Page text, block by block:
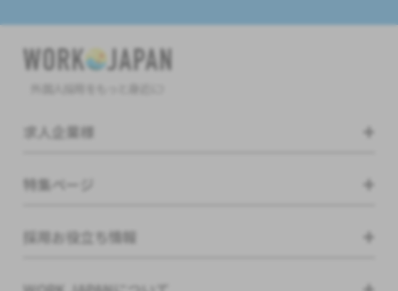
求人企業様
特集ページ
採用お役立ち情報